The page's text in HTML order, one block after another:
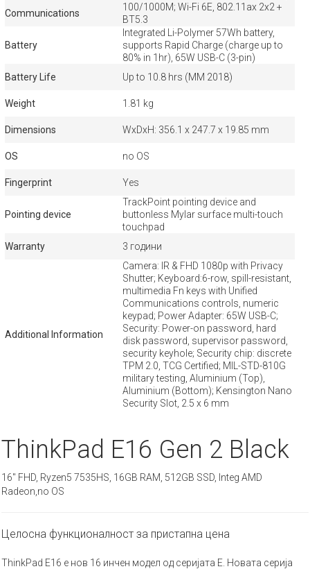
Communications
100/1000M; Wi-Fi 6E, 802.11ax 2x2 +
BT5.3
Battery
Integrated Li-Polymer 57Wh battery,
supports Rapid Charge (charge up to
80% in 1hr), 65W USB-C (3-pin)
Battery Life
Up to 10.8 hrs (MM 2018)
Weight 1.81 kg
Dimensions WxDxH: 356.1 x 247.7 x 19.85 mm
OS no OS
Fingerprint Yes
Pointing device
TrackPoint pointing device and
buttonless Mylar surface multi-touch
touchpad
Warranty
3 години
Additional Information
Camera: IR & FHD 1080p with Privacy
Shutter; Keyboard:6-row, spill-resistant,
multimedia Fn keys with Unified
Communications controls, numeric
keypad; Power Adapter: 65W USB-C;
Security: Power-on password, hard
disk password, supervisor password,
security keyhole; Security chip: discrete
TPM 2.0, TCG Certified; MIL-STD-810G
military testing, Aluminium (Top),
Aluminium (Bottom); Kensington Nano
Security Slot, 2.5 x 6 mm
ThinkPad E16 Gen 2 Black
16" FHD, Ryzen5 7535HS, 16GB RAM, 512GB SSD, Integ AMD
Radeon,no OS
Целосна функционалност за пристапна цена
ThinkPad E16 е нов 16 инчен модел од серијата Е. Новата серија